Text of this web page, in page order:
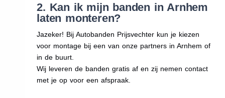
2. Kan ik mijn banden in Arnhem
laten monteren?
Jazeker! Bij Autobanden Prijsvechter kun je kiezen
voor montage bij een van onze partners in Arnhem of
in de buurt.
Wij leveren de banden gratis af en zij nemen contact
met je op voor een afspraak.